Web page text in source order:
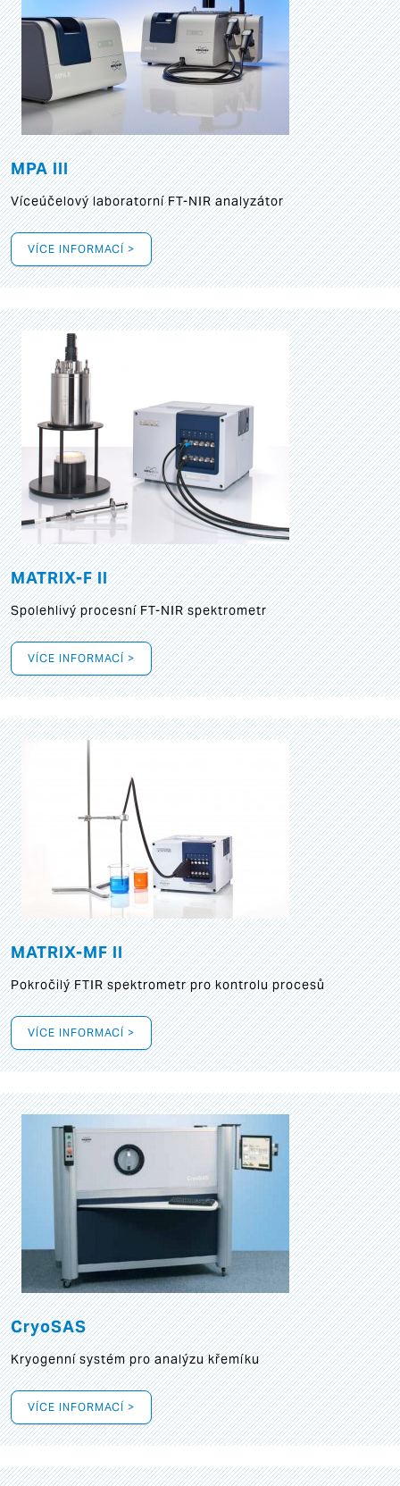
MPA III
Víceúčelový laboratorní FT-NIR analyzátor
VÍCE INFORMACÍ >
MATRIX-F II
Spolehlivý procesní FT-NIR spektrometr
VÍCE INFORMACÍ >
MATRIX-MF II
Pokročilý FTIR spektrometr pro kontrolu procesů
VÍCE INFORMACÍ >
CryoSAS
Kryogenní systém pro analýzu křemíku
VÍCE INFORMACÍ >